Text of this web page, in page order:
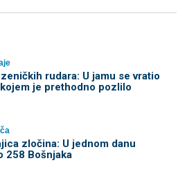
zeničkih rudara: U jamu se vratio
je prethodno pozlilo
zločina: U jednom danu
258 Bošnjaka